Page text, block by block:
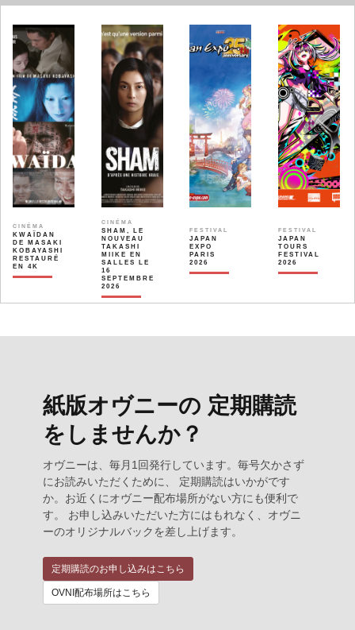
CINÉMA
KWAÏDAN
DE MASAKI
KOBAYASHI
RESTAURÉ
EN 4K
CINÉMA
SHAM, LE
NOUVEAU
TAKASHI
MIIKE EN
SALLES LE
16
SEPTEMBRE
2026
FESTIVAL
JAPAN
EXPO
PARIS
2026
FESTIVAL
JAPAN
TOURS
FESTIVAL
2026
紙版オヴニーの 定期購読
をしませんか？
オヴニーは、毎月1回発行しています。毎号欠かさず
にお読みいただくために、 定期購読はいかがです
か。お近くにオヴニー配布場所がない方にも便利で
す。 お申し込みいただいた方にはもれなく、オヴニ
ーのオリジナルバックを差し上げます。
定期購読のお申し込みはこちら
OVNI配布場所はこちら